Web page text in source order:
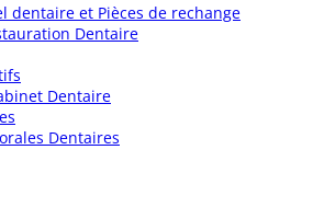
dentaire et Pièces de rechange
Dentaire
Dentaire
Dentaires